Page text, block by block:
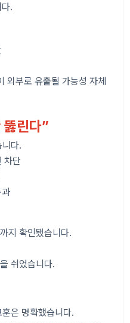
.
외부로 유출될 가능성 자체
린다”
다.
차단
지 확인됐습니다.
쉬었습니다.
은 명확했습니다.